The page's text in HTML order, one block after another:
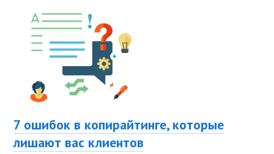
7 ошибок в копирайтинге, которые
лишают вас клиентов